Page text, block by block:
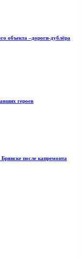
объекта –дороги-дублёра
героев
после капремонта